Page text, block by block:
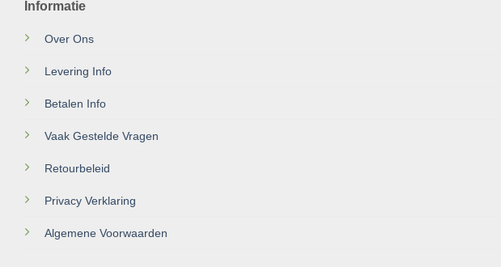
Informatie
Over Ons
Levering Info
Betalen Info
Vaak Gestelde Vragen
Retourbeleid
Privacy Verklaring
Algemene Voorwaarden